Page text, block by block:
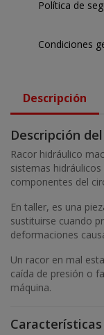
Política de
Condiciones
Descripción
Descripción
Racor hidráulico
sistemas
componentes del
En taller, es una
sustituirse cuando
deformaciones
Un racor en mal
caída de presión o
máquina.